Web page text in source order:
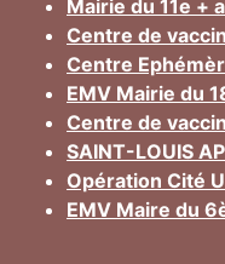
Mairie du 11e +
Centre de
Centre
EMV Mairie du
Centre de
SAINT-LOUIS
Opération Cité
EMV Maire du